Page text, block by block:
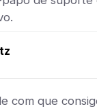
com que